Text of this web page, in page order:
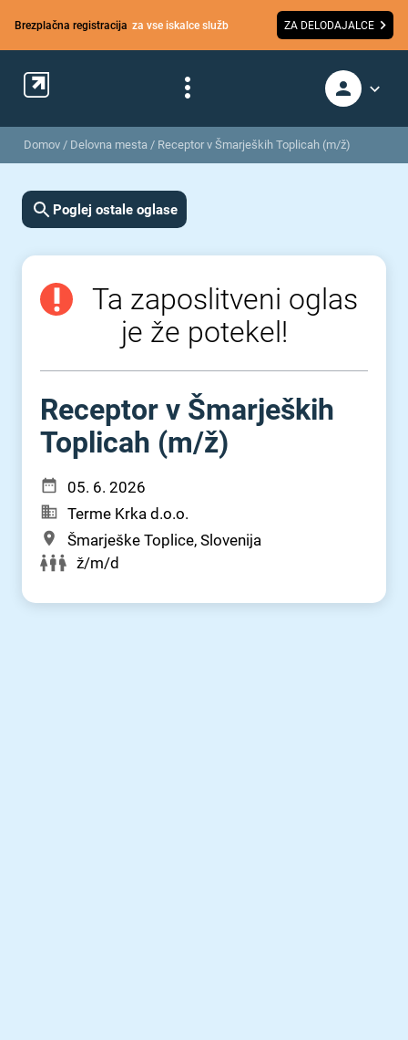
Brezplačna registracija za vse iskalce služb ZA DELODAJALCE
Domov / Delovna mesta / Receptor v Šmarjeških Toplicah (m/ž)
Poglej ostale oglase
Ta zaposlitveni oglas
je že potekel!
Receptor v Šmarjeških
Toplicah (m⁠/⁠ž)
05. 6. 2026
Terme Krka d.o.o.
Šmarješke Toplice, Slovenija
ž/m/d